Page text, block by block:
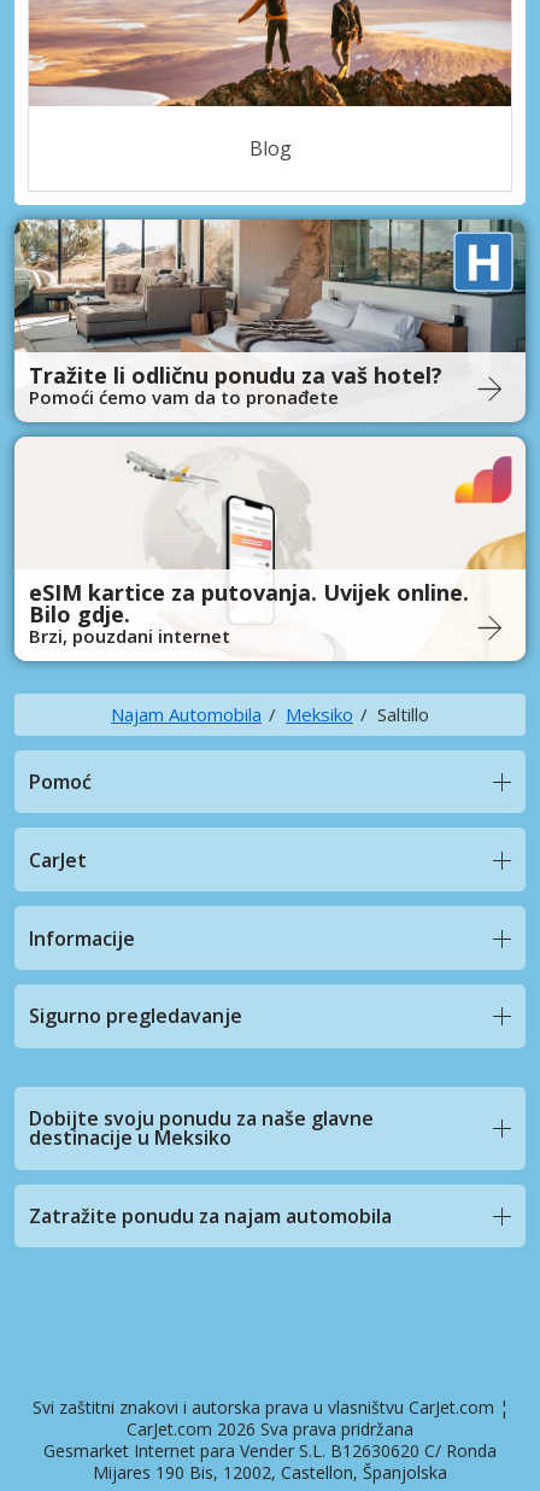
Blog
Tražite li odličnu ponudu za vaš hotel?
Pomoći ćemo vam da to pronađete
eSIM kartice za putovanja. Uvijek online.
Bilo gdje.
Brzi, pouzdani internet
Najam Automobila Meksiko Saltillo
Pomoć
CarJet
Informacije
Sigurno pregledavanje
Dobijte svoju ponudu za naše glavne
destinacije u Meksiko
Zatražite ponudu za najam automobila
Svi zaštitni znakovi i autorska prava u vlasništvu CarJet.com ¦
CarJet.com 2026 Sva prava pridržana
Gesmarket Internet para Vender S.L. B12630620 C/ Ronda
Mijares 190 Bis, 12002, Castellon, Španjolska